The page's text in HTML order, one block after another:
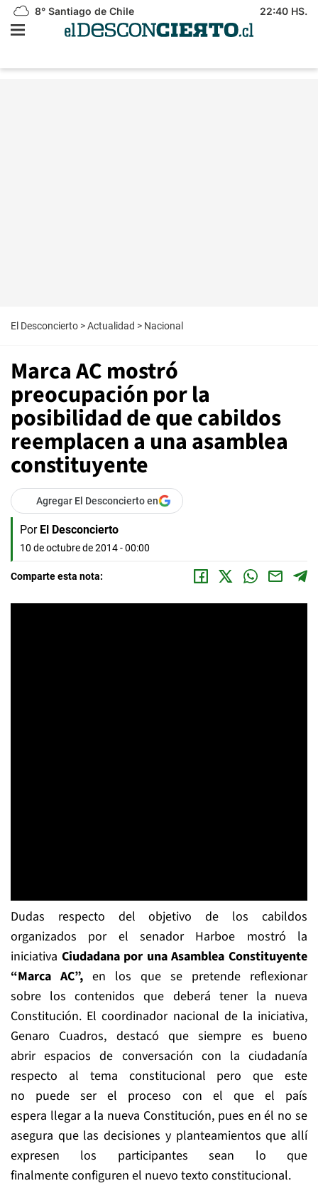
8° Santiago de Chile 22:40 HS.
El Desconcierto >Actualidad > Nacional
Marca AC mostró
preocupación por la
posibilidad de que cabildos
reemplacen a una asamblea
constituyente
Agregar El Desconcierto en
Por El Desconcierto
10 de octubre de 2014 - 00:00
Comparte esta nota:
Dudas respecto del objetivo de los cabildos
organizados por el senador Harboe mostró la
iniciativa Ciudadana por una Asamblea Constituyente
“Marca AC”, en los que se pretende reflexionar
sobre los contenidos que deberá tener la nueva
Constitución. El coordinador nacional de la iniciativa,
Genaro Cuadros, destacó que siempre es bueno
abrir espacios de conversación con la ciudadanía
respecto al tema constitucional pero que este
no puede ser el proceso con el que el país
espera llegar a la nueva Constitución, pues en él no se
asegura que las decisiones y planteamientos que allí
expresen los participantes sean lo que
finalmente configuren el nuevo texto constitucional.